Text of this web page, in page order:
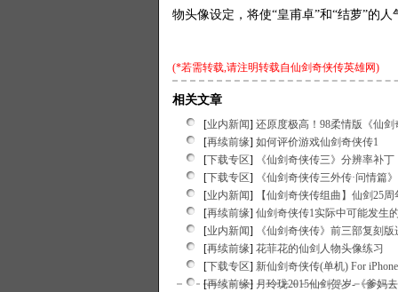
物头像设定，将使“皇甫卓”和“结萝”的
(*若需转载,请注明转载自仙剑奇侠传英雄网)
相关文章
[业内新闻] 还原度极高！98柔情版《仙
[再续前缘] 如何评价游戏仙剑奇侠传1
[下载专区]
《仙剑奇侠传三》分辨率补丁
[下载专区]
《仙剑奇侠传三外传·问情篇
[业内新闻]
【仙剑奇侠传组曲】仙剑25
[再续前缘] 仙剑奇侠传1实际中可能发生
[业内新闻]
《仙剑奇侠传》前三部复刻版
[再续前缘] 花菲花的仙剑人物头像练习
[下载专区] 新仙剑奇侠传(单机) For
[再续前缘] 月玲珑2015仙剑贺岁-《爹妈